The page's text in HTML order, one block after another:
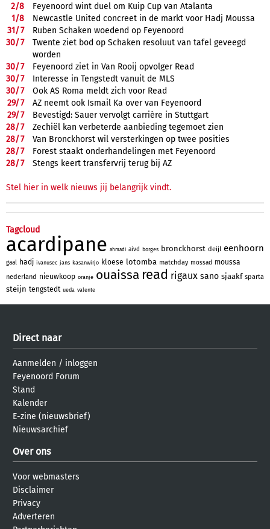
2/8
Feyenoord wint duel om Kuip Cup van Atalanta
1/8
Newcastle United concreet in de markt voor Hadj Moussa
31/7
Ruben Schaken woedend op Feyenoord
30/7
Twente ziet bod op Schaken resoluut van tafel geveegd
worden
30/7
Feyenoord ziet in Van Rooij opvolger Read
30/7
Interesse in Tengstedt vanuit de MLS
30/7
Ook AS Roma meldt zich voor Read
29/7
AZ neemt ook Ismail Ka over van Feyenoord
29/7
Bevestigd: Sauer vervolgt carrière in Stuttgart
28/7
Zechiël kan verbeterde aanbieding tegemoet zien
28/7
Van Bronckhorst wil versterkingen op twee posities
28/7
Forest staakt onderhandelingen met Feyenoord
28/7 Stengs keert transfervrij terug bij AZ
Stel hier in welk nieuws jij belangrijk vindt.
Tagcloud
acardipane ahmadi aivd borges bronckhorst deijl eenhoorn
gaal hadj ivanusec jans kasanwirjo kloese lotomba matchday mossad moussa
nederland nieuwkoop oranje ouaissa read rigaux sano sjaakf sparta
steijn tengstedt ueda valente
Direct naar
Aanmelden / inloggen
Feyenoord Forum
Stand
Kalender
E-zine (nieuwsbrief)
Nieuwsarchief
Over ons
Voor webmasters
Disclaimer
Privacy
Adverteren